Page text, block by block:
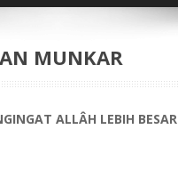
MUNKAR
ALLÂH LEBIH BESAR